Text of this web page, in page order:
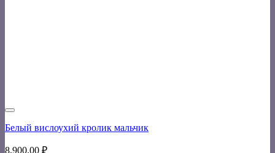
Белый вислоухий кролик мальчик
8,900.00 ₽